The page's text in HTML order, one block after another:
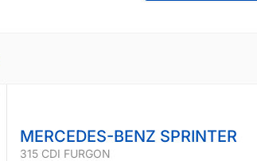
MERCEDES-BENZ SPRINTER
315 CDI FURGON